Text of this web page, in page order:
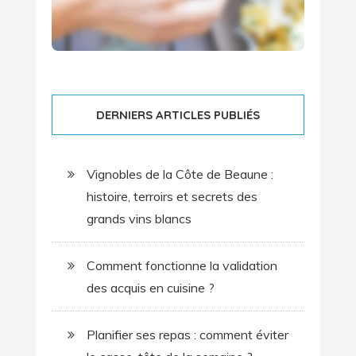
DERNIERS ARTICLES PUBLIÉS
Vignobles de la Côte de Beaune :
histoire, terroirs et secrets des
grands vins blancs
Comment fonctionne la validation
des acquis en cuisine ?
Planifier ses repas : comment éviter